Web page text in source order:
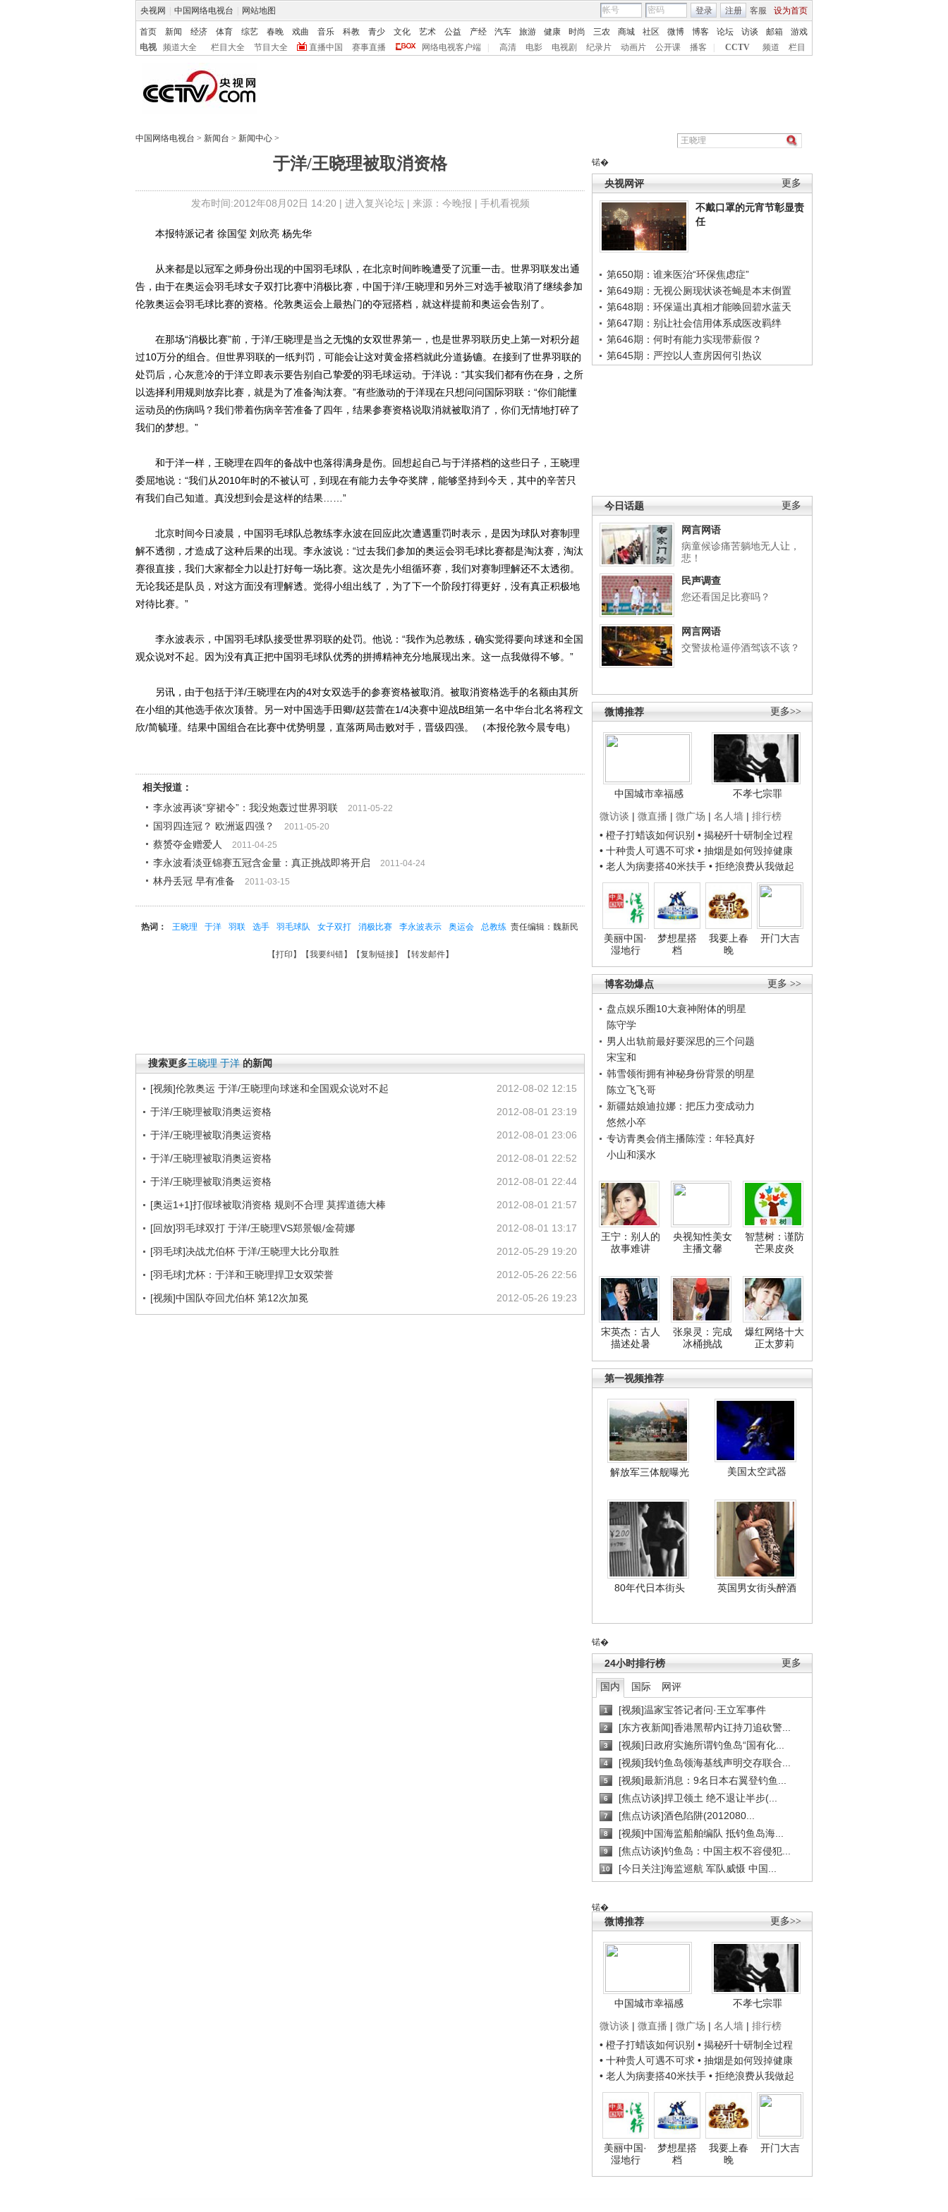
央视网 中国网络电视台 网站地图 客服 设为首页
登录 注册
首页 新闻 经济 体育 综艺 春晚 戏曲 音乐 科教 青少 文化 艺术 公益 产经 汽车 旅游 健康 时尚 三农 商城 社区 微博 博客 论坛 访谈 邮箱
游戏
电视
频道大全 栏目大全 节目大全 直播中国 赛事直播 网络电视客户端 高清 电影 电视剧 纪录片 动画片 公开课 播客 CCTV 频道 栏目
中国网络电视台 > 新闻台 > 新闻中心 >
于洋/王晓理被取消资格
发布时间:2012年08月02日 14:20 | 进入复兴论坛| 来源：今晚报 | 手机看视频
锘�
更多
央视网评
不戴口罩的元宵节彰显责
任
第650期：谁来医治“环保焦虑症”
第649期：无视公厕现状谈苍蝇是本末倒置
第648期：环保逼出真相才能唤回碧水蓝天
第647期：别让社会信用体系成医改羁绊
第646期：何时有能力实现带薪假？
第645期：严控以人查房因何引热议
更多
今日话题
网言网语
病童候诊痛苦躺地无人让，
悲！
民声调查
您还看国足比赛吗？
网言网语
交警拔枪逼停酒驾该不该？
更多>>
微博推荐
中国城市幸福感
不孝七宗罪
微访谈 | 微直播 | 微广场 | 名人墙 | 排行榜
• 橙子打蜡该如何识别 • 揭秘歼十研制全过程
• 十种贵人可遇不可求 • 抽烟是如何毁掉健康
• 老人为病妻搭40米扶手 • 拒绝浪费从我做起
美丽中国·
湿地行
梦想星搭
档
我要上春
晚
开门大吉
更多 >>
博客劲爆点
盘点娱乐圈10大衰神附体的明星
陈守学
男人出轨前最好要深思的三个问题
宋宝和
韩雪领衔拥有神秘身份背景的明星
陈立飞飞哥
新疆姑娘迪拉娜：把压力变成动力
悠然小卒
专访青奥会俏主播陈滢：年轻真好
小山和溪水
王宁：别人的
故事难讲
央视知性美女
主播文馨
智慧树：谨防
芒果皮炎
宋英杰：古人
描述处暑
张泉灵：完成
冰桶挑战
爆红网络十大
正太萝莉
第一视频推荐
解放军三体舰曝光 美国太空武器
80年代日本街头 英国男女街头醉酒
锘�
更多
24小时排行榜
国内 国际 网评
1 [视频]温家宝答记者问·王立军事件
2 [东方夜新闻]香港黑帮内讧持刀追砍警...
3 [视频]日政府实施所谓钓鱼岛“国有化...
4 [视频]我钓鱼岛领海基线声明交存联合...
5 [视频]最新消息：9名日本右翼登钓鱼...
6 [焦点访谈]捍卫领土 绝不退让半步(...
7 [焦点访谈]酒色陷阱(2012080...
8 [视频]中国海监船舶编队 抵钓鱼岛海...
9 [焦点访谈]钓鱼岛：中国主权不容侵犯...
10 [今日关注]海监巡航 军队威慑 中国...
锘�
更多>>
微博推荐
中国城市幸福感
不孝七宗罪
微访谈 | 微直播 | 微广场 | 名人墙 | 排行榜
• 橙子打蜡该如何识别 • 揭秘歼十研制全过程
• 十种贵人可遇不可求 • 抽烟是如何毁掉健康
• 老人为病妻搭40米扶手 • 拒绝浪费从我做起
美丽中国·
湿地行
梦想星搭
档
我要上春
晚
开门大吉
本报特派记者 徐国玺 刘欣亮 杨先华
从来都是以冠军之师身份出现的中国羽毛球队，在北京时间昨晚遭受了沉重一击。世界羽联发出通
告，由于在奥运会羽毛球女子双打比赛中消极比赛，中国于洋/王晓理和另外三对选手被取消了继续参加
伦敦奥运会羽毛球比赛的资格。伦敦奥运会上最热门的夺冠搭档，就这样提前和奥运会告别了。
在那场“消极比赛”前，于洋/王晓理是当之无愧的女双世界第一，也是世界羽联历史上第一对积分超
过10万分的组合。但世界羽联的一纸判罚，可能会让这对黄金搭档就此分道扬镳。在接到了世界羽联的
处罚后，心灰意冷的于洋立即表示要告别自己挚爱的羽毛球运动。于洋说：“其实我们都有伤在身，之所
以选择利用规则放弃比赛，就是为了准备淘汰赛。”有些激动的于洋现在只想问问国际羽联：“你们能懂
运动员的伤病吗？我们带着伤病辛苦准备了四年，结果参赛资格说取消就被取消了，你们无情地打碎了
我们的梦想。”
和于洋一样，王晓理在四年的备战中也落得满身是伤。回想起自己与于洋搭档的这些日子，王晓理
委屈地说：“我们从2010年时的不被认可，到现在有能力去争夺奖牌，能够坚持到今天，其中的辛苦只
有我们自己知道。真没想到会是这样的结果……”
北京时间今日凌晨，中国羽毛球队总教练李永波在回应此次遭遇重罚时表示，是因为球队对赛制理
解不透彻，才造成了这种后果的出现。李永波说：“过去我们参加的奥运会羽毛球比赛都是淘汰赛，淘汰
赛很直接，我们大家都全力以赴打好每一场比赛。这次是先小组循环赛，我们对赛制理解还不太透彻。
无论我还是队员，对这方面没有理解透。觉得小组出线了，为了下一个阶段打得更好，没有真正积极地
对待比赛。”
李永波表示，中国羽毛球队接受世界羽联的处罚。他说：“我作为总教练，确实觉得要向球迷和全国
观众说对不起。因为没有真正把中国羽毛球队优秀的拼搏精神充分地展现出来。这一点我做得不够。”
另讯，由于包括于洋/王晓理在内的4对女双选手的参赛资格被取消。被取消资格选手的名额由其所
在小组的其他选手依次顶替。另一对中国选手田卿/赵芸蕾在1/4决赛中迎战B组第一名中华台北名将程文
欣/简毓瑾。结果中国组合在比赛中优势明显，直落两局击败对手，晋级四强。 （本报伦敦今晨专电）
相关报道：
李永波再谈“穿裙令”：我没炮轰过世界羽联
2011-05-22
国羽四连冠？ 欧洲返四强？ 2011-05-20
蔡赟夺金赠爱人 2011-04-25
李永波看淡亚锦赛五冠含金量：真正挑战即将开启 2011-04-24
林丹丢冠 早有准备 2011-03-15
责任编辑：魏新民
热词： 王晓理 于洋 羽联 选手 羽毛球队 女子双打 消极比赛 李永波表示 奥运会 总教练
【打印 】【我要纠错】【复制链接】【转发邮件】
搜索更多王晓理 于洋 的新闻
2012-08-02 12:15
[视频]伦敦奥运 于洋/王晓理向球迷和全国观众说对不起
2012-08-01 23:19
于洋/王晓理被取消奥运资格
2012-08-01 23:06
于洋/王晓理被取消奥运资格
2012-08-01 22:52
于洋/王晓理被取消奥运资格
2012-08-01 22:44
于洋/王晓理被取消奥运资格
2012-08-01 21:57
[奥运1+1]打假球被取消资格 规则不合理 莫挥道德大棒
2012-08-01 13:17
[回放]羽毛球双打 于洋/王晓理VS郑景银/金荷娜
2012-05-29 19:20
[羽毛球]决战尤伯杯 于洋/王晓理大比分取胜
2012-05-26 22:56
[羽毛球]尤杯：于洋和王晓理捍卫女双荣誉
2012-05-26 19:23
[视频]中国队夺回尤伯杯 第12次加冕